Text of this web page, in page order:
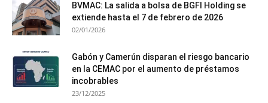
BVMAC: La salida a bolsa de BGFI Holding se
extiende hasta el 7 de febrero de 2026
02/01/2026
Gabón y Camerún disparan el riesgo bancario
en la CEMAC por el aumento de préstamos
incobrables
23/12/2025